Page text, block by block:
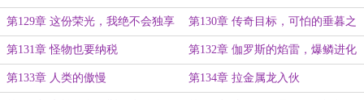
第129章 这份荣光，我绝不会独享 第130章 传奇目标，可怕的垂暮之
龙
第131章 怪物也要纳税 第132章 伽罗斯的焰雷，爆鳞进化
第133章 人类的傲慢 第134章 拉金属龙入伙